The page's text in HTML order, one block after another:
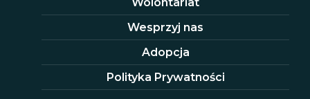
Wolontariat
Wesprzyj nas
Adopcja
Polityka Prywatności